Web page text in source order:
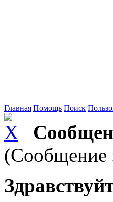
Главная Помощь Поиск
(Сообщение